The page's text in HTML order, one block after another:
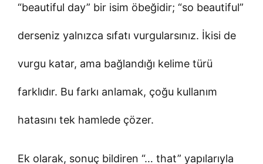
“beautiful day” bir isim öbeğidir; “so beautiful”
derseniz yalnızca sıfatı vurgularsınız. İkisi de
vurgu katar, ama bağlandığı kelime türü
farklıdır. Bu farkı anlamak, çoğu kullanım
hatasını tek hamlede çözer.
Ek olarak, sonuç bildiren “… that” yapılarıyla